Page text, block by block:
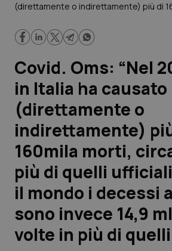
Lavoro e Professioni
Scienza e Farmaci
Studi e Analisi
Lettere al direttore
Edizioni Regionali
QS Pro
Professionisti Sanitari.AI
Abruzzo
QS Pro Gold
(direttamente o indirettamente) più di
attribuibili sono invece 14,9 mln, 2,7
notificati
Covid. Oms: “Nel
in Italia ha causato
(direttamente o
indirettamente)
160mila morti,
più di quelli
il mondo i decessi
sono invece 14,9
volte in più di